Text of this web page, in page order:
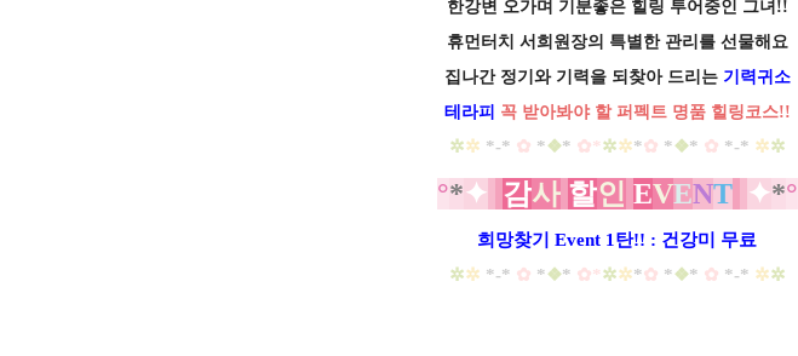
한강변 오가며 기분좋은 힐링 투어중인 그녀!!
휴먼터치 서희원장의 특별한 관리를 선물해요
집나간 정기와 기력을 되찾아 드리는 기력귀소
테라피 꼭 받아봐야 할 퍼펙트 명품 힐링코스!!
✲✲ *-* ✿ ​*❖* ✿​*✲✲*✿ ​*❖* ✿ ​ *-* ✲✲
°*✦ 감사 할인 EVENT ✦*°
희망찾기 Event 1탄!! : 건강미 무료
✲✲ *-* ✿ ​*❖* ✿​*✲✲*✿ ​*❖* ✿ ​ *-* ✲✲